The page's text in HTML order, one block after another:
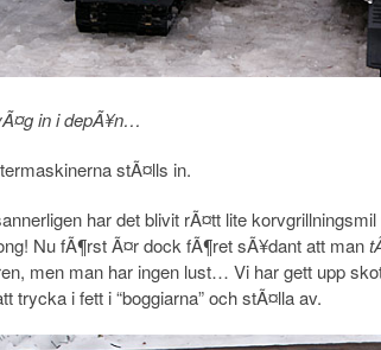
in i depÃ¥n…
stÃ¤lls in.
har det blivit rÃ¤tt lite
Nu fÃ¶rst Ã¤r dock fÃ¶ret sÃ¥dant att man
men man har ingen lust… Vi har gett upp
trycka i fett i “boggiarna” och stÃ¤lla av.